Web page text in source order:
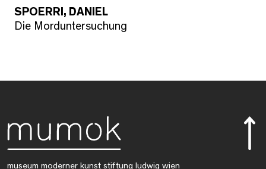
SPOERRI, DANIEL
Die Morduntersuchung
museum moderner kunst stiftung ludwig wien